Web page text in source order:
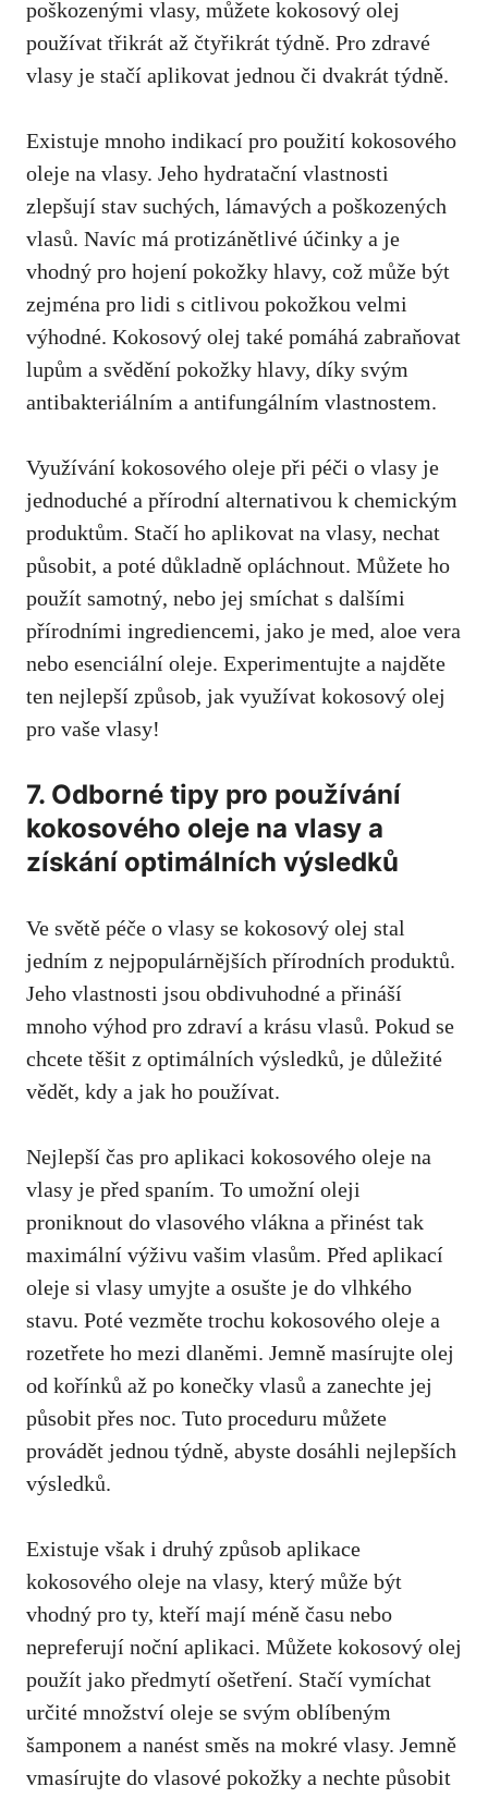
poškozenými vlasy, můžete kokosový olej
používat třikrát až čtyřikrát týdně. Pro zdravé
vlasy je stačí aplikovat jednou či dvakrát týdně.
Existuje mnoho indikací pro použití kokosového
oleje na vlasy. Jeho hydratační vlastnosti
zlepšují stav suchých, lámavých a poškozených
vlasů. Navíc má protizánětlivé účinky a je
vhodný pro hojení pokožky hlavy, což může být
zejména pro lidi s citlivou pokožkou velmi
výhodné. Kokosový olej také pomáhá zabraňovat
lupům a svědění pokožky hlavy, díky svým
antibakteriálním a antifungálním vlastnostem.
Využívání kokosového oleje při péči o vlasy je
jednoduché a přírodní alternativou k chemickým
produktům. Stačí ho aplikovat na vlasy, nechat
působit, a poté důkladně opláchnout. Můžete ho
použít samotný, nebo jej smíchat s dalšími
přírodními ingrediencemi, jako je med, aloe vera
nebo esenciální oleje. Experimentujte a najděte
ten nejlepší způsob, jak využívat kokosový olej
pro vaše vlasy!
7. Odborné tipy pro používání
kokosového oleje na vlasy a
získání optimálních výsledků
Ve světě péče o vlasy se kokosový olej stal
jedním z nejpopulárnějších přírodních produktů.
Jeho vlastnosti jsou obdivuhodné a přináší
mnoho výhod pro zdraví a krásu vlasů. Pokud se
chcete těšit z optimálních výsledků, je důležité
vědět, kdy a jak ho používat.
Nejlepší čas pro aplikaci kokosového oleje na
vlasy je před spaním. To umožní oleji
proniknout do vlasového vlákna a přinést tak
maximální výživu vašim vlasům. Před aplikací
oleje si vlasy umyjte a osušte je do vlhkého
stavu. Poté vezměte trochu kokosového oleje a
rozetřete ho mezi dlaněmi. Jemně masírujte olej
od kořínků až po konečky vlasů a zanechte jej
působit přes noc. Tuto proceduru můžete
provádět jednou týdně, abyste dosáhli nejlepších
výsledků.
Existuje však i druhý způsob aplikace
kokosového oleje na vlasy, který může být
vhodný pro ty, kteří mají méně času nebo
nepreferují noční aplikaci. Můžete kokosový olej
použít jako předmytí ošetření. Stačí vymíchat
určité množství oleje se svým oblíbeným
šamponem a nanést směs na mokré vlasy. Jemně
vmasírujte do vlasové pokožky a nechte působit